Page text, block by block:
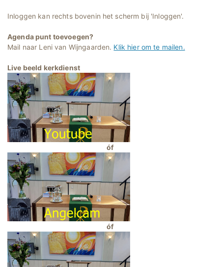
Inloggen kan rechts bovenin het scherm bij 'Inloggen'.
Agenda punt toevoegen?
Mail naar Leni van Wijngaarden. Klik hier om te mailen.
Live beeld kerkdienst
óf
óf